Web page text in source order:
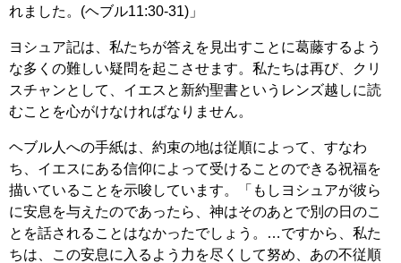
れました。(ヘブル11:30-31)」
ヨシュア記は、私たちが答えを見出すことに葛藤するよう
な多くの難しい疑問を起こさせます。私たちは再び、クリ
スチャンとして、イエスと新約聖書というレンズ越しに読
むことを心がけなければなりません。
ヘブル人への手紙は、約束の地は従順によって、すなわ
ち、イエスにある信仰によって受けることのできる祝福を
描いていることを示唆しています。「もしヨシュアが彼ら
に安息を与えたのであったら、神はそのあとで別の日のこ
とを話されることはなかったでしょう。…ですから、私た
ちは、この安息に入るよう力を尽くして努め、あの不従順